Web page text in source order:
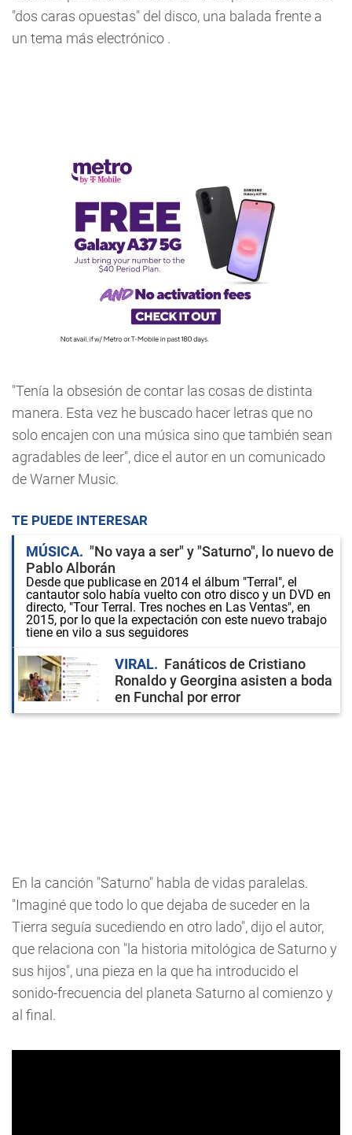
"dos caras opuestas" del disco, una balada frente a
un tema más electrónico .
"Tenía la obsesión de contar las cosas de distinta
manera. Esta vez he buscado hacer letras que no
solo encajen con una música sino que también sean
agradables de leer", dice el autor en un comunicado
de Warner Music.
TE PUEDE INTERESAR
MÚSICA
"No vaya a ser" y "Saturno", lo nuevo de
Pablo Alborán
Desde que publicase en 2014 el álbum "Terral", el
cantautor solo había vuelto con otro disco y un DVD en
directo, "Tour Terral. Tres noches en Las Ventas", en
2015, por lo que la expectación con este nuevo trabajo
tiene en vilo a sus seguidores
VIRAL
Fanáticos de Cristiano
Ronaldo y Georgina asisten a boda
en Funchal por error
En la canción "Saturno" habla de vidas paralelas.
"Imaginé que todo lo que dejaba de suceder en la
Tierra seguía sucediendo en otro lado", dijo el autor,
que relaciona con "la historia mitológica de Saturno y
sus hijos", una pieza en la que ha introducido el
sonido-frecuencia del planeta Saturno al comienzo y
al final.